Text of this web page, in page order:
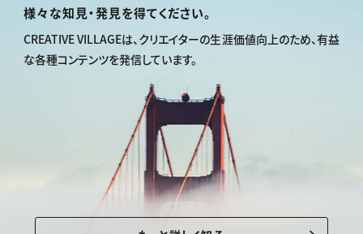
様々な知見・発見を得てください。
CREATIVE VILLAGEは、クリエイターの生涯価値向上のため、有益
な各種コンテンツを発信しています。